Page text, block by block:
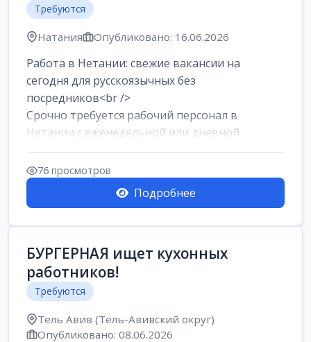
Требуются
Натания Опубликовано: 16.06.2026
Работа в Нетании: свежие вакансии на
сегодня для русскоязычных без
посредников<br />
Срочно требуется рабочий персонал в
Нетании с еженедельной или дневной
оплатой<br />
Свежие вакансии в Нетании дл...
76 просмотров
Подробнее
БУРГЕРНАЯ ищет кухонных
работников!
Требуются
Тель Авив (Тель-Авивский округ)
Опубликовано: 08.06.2026